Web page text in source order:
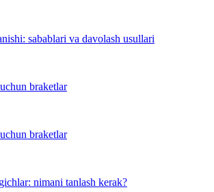
sabablari va davolash usullari
braketlar
braketlar
nimani tanlash kerak?